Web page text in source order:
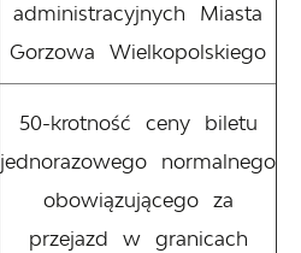
administracyjnych Miasta
Gorzowa Wielkopolskiego
50-krotność ceny biletu
jednorazowego normalnego
obowiązującego za
przejazd w granicach